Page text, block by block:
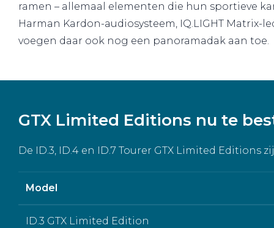
ramen – allemaal elementen die hun sportieve
Harman Kardon-audiosysteem, IQ.LIGHT
voegen daar ook nog een panoramadak aan toe.
GTX Limited Editions nu te
De ID.3, ID.4 en ID.7 Tourer GTX Limited
Model
ID.3 GTX Limited Edition